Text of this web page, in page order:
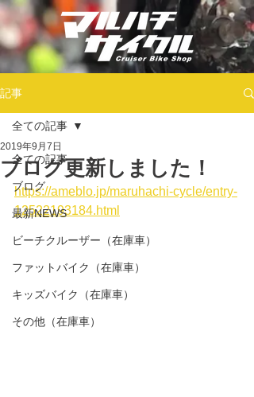
記事
全ての記事
ブログ
最新NEWS
ビーチクルーザー（在庫車）
ファットバイク（在庫車）
キッズバイク（在庫車）
その他（在庫車）
全ての記事
ブログ更新しました！
2019年9月7日
https://ameblo.jp/maruhachi-cycle/entry-
12522193184.html